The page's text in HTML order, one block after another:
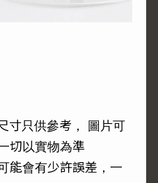
寸只供參考， 圖片可
切以實物為準
能會有少許誤差，一